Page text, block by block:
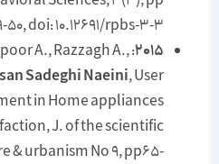
39-50, doi: 10.12691/rpbs-3-3
2015
A., Razzagh A.,
Hassan Sadeghi Naeini
in Home appliances
J. of the scientific
& urbanism No 9, pp65-